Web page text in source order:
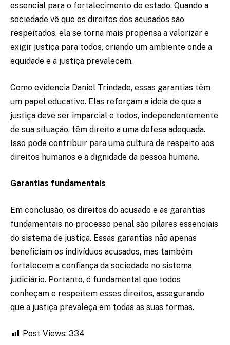
essencial para o fortalecimento do estado. Quando a
sociedade vê que os direitos dos acusados são
respeitados, ela se torna mais propensa a valorizar e
exigir justiça para todos, criando um ambiente onde a
equidade e a justiça prevalecem.
Como evidencia Daniel Trindade, essas garantias têm
um papel educativo. Elas reforçam a ideia de que a
justiça deve ser imparcial e todos, independentemente
de sua situação, têm direito a uma defesa adequada.
Isso pode contribuir para uma cultura de respeito aos
direitos humanos e à dignidade da pessoa humana.
Garantias fundamentais
Em conclusão, os direitos do acusado e as garantias
fundamentais no processo penal são pilares essenciais
do sistema de justiça. Essas garantias não apenas
beneficiam os indivíduos acusados, mas também
fortalecem a confiança da sociedade no sistema
judiciário. Portanto, é fundamental que todos
conheçam e respeitem esses direitos, assegurando
que a justiça prevaleça em todas as suas formas.
Post Views: 334